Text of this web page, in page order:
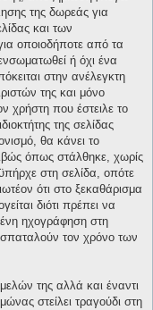
της δωρεάς για
και των
οποιοδήποτε από τα
ή όχι ένα
στην ανέλεγκτη
της και μόνο
χρήστη που έστειλε το
της σελίδας
θα κάνει το
όπως στάλθηκε, χωρίς
στη σελίδα, οπότε
ότι στο ξεκαθάρισμα
διότι πρέπει να
ηχογράφηση στη
τον χρόνο των
της αλλά και έναντι
στείλει τραγούδι στη